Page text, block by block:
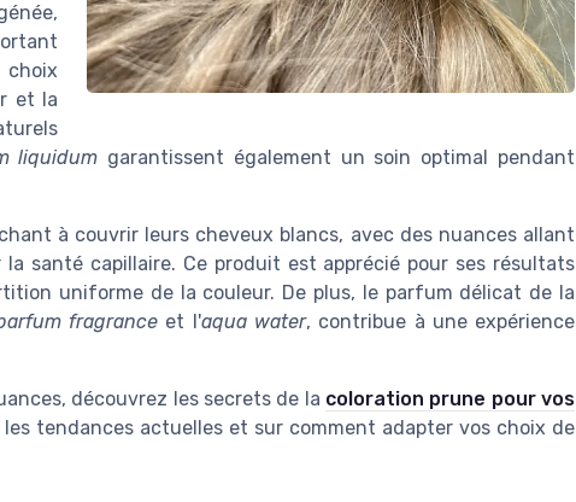
et la
liquidum garantissent également un soin optimal pendant
à couvrir leurs cheveux blancs, avec des nuances allant
santé capillaire. Ce produit est apprécié pour ses résultats
uniforme de la couleur. De plus, le parfum délicat de la
fragrance et l'aqua water, contribue à une expérience
découvrez les secrets de la coloration prune pour vos
tendances actuelles et sur comment adapter vos choix de